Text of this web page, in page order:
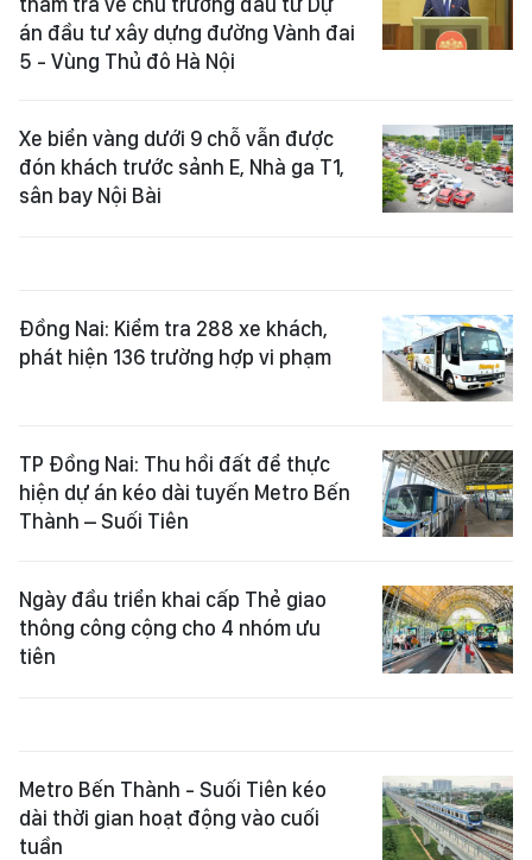
án đầu tư xây dựng đường Vành đai
5 - Vùng Thủ đô Hà Nội
Xe biển vàng dưới 9 chỗ vẫn được
đón khách trước sảnh E, Nhà ga T1,
sân bay Nội Bài
Đồng Nai: Kiểm tra 288 xe khách,
phát hiện 136 trường hợp vi phạm
TP Đồng Nai: Thu hồi đất để thực
hiện dự án kéo dài tuyến Metro Bến
Thành – Suối Tiên
Ngày đầu triển khai cấp Thẻ giao
thông công cộng cho 4 nhóm ưu
tiên
Metro Bến Thành - Suối Tiên kéo
dài thời gian hoạt động vào cuối
tuần